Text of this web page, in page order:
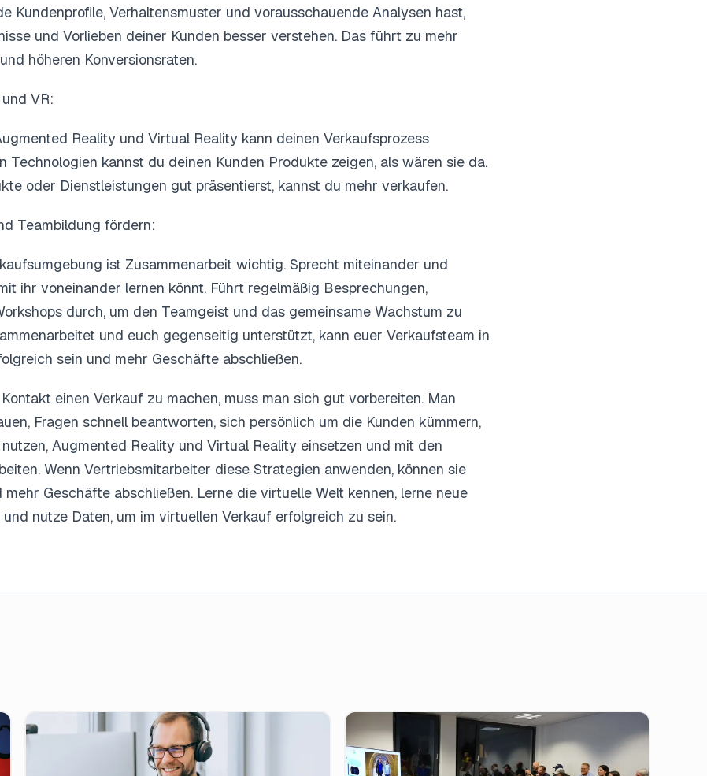
Kundenprofile, Verhaltensmuster und vorausschauende Analysen hast,
und Vorlieben deiner Kunden besser verstehen. Das führt zu mehr
höheren Konversionsraten.
VR:
Reality und Virtual Reality kann deinen Verkaufsprozess
Technologien kannst du deinen Kunden Produkte zeigen, als wären sie da.
oder Dienstleistungen gut präsentierst, kannst du mehr verkaufen.
Teambildung fördern:
ist Zusammenarbeit wichtig. Sprecht miteinander und
ihr voneinander lernen könnt. Führt regelmäßig Besprechungen,
durch, um den Teamgeist und das gemeinsame Wachstum zu
und euch gegenseitig unterstützt, kann euer Verkaufsteam in
sein und mehr Geschäfte abschließen.
einen Verkauf zu machen, muss man sich gut vorbereiten. Man
Fragen schnell beantworten, sich persönlich um die Kunden kümmern,
Augmented Reality und Virtual Reality einsetzen und mit den
Wenn Vertriebsmitarbeiter diese Strategien anwenden, können sie
Geschäfte abschließen. Lerne die virtuelle Welt kennen, lerne neue
nutze Daten, um im virtuellen Verkauf erfolgreich zu sein.